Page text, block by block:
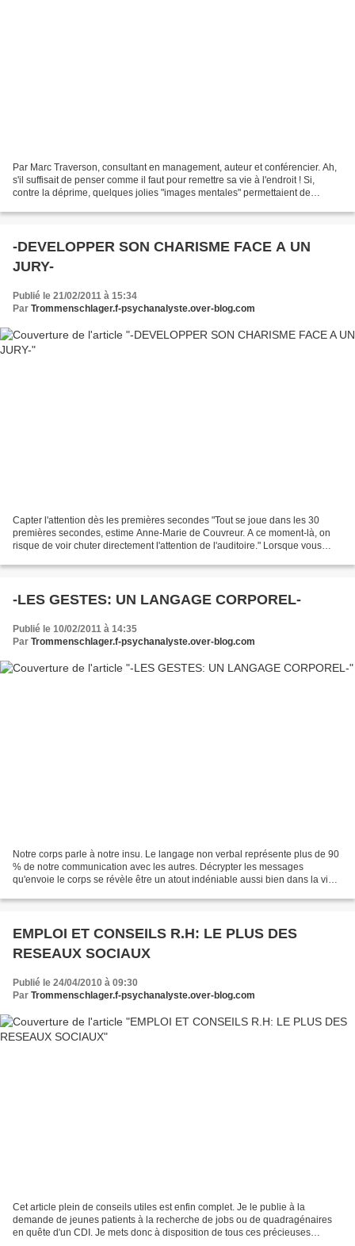
Par Marc Traverson, consultant en management, auteur et conférencier. Ah,
s'il suffisait de penser comme il faut pour remettre sa vie à l'endroit ! Si,
contre la déprime, quelques jolies "images mentales" permettaient de
-DEVELOPPER SON CHARISME FACE A UN
JURY-
Publié le 21/02/2011 à 15:34
Par Trommenschlager.f-psychanalyste.over-blog.com
Capter l'attention dès les premières secondes "Tout se joue dans les 30
premières secondes, estime Anne-Marie de Couvreur. A ce moment-là, on
risque de voir chuter directement l'attention de l'auditoire." Lorsque vous
-LES GESTES: UN LANGAGE CORPOREL-
Publié le 10/02/2011 à 14:35
Par Trommenschlager.f-psychanalyste.over-blog.com
Notre corps parle à notre insu. Le langage non verbal représente plus de 90
% de notre communication avec les autres. Décrypter les messages
qu'envoie le corps se révèle être un atout indéniable aussi bien dans la vie
EMPLOI ET CONSEILS R.H: LE PLUS DES
RESEAUX SOCIAUX
Publié le 24/04/2010 à 09:30
Par Trommenschlager.f-psychanalyste.over-blog.com
Cet article plein de conseils utiles est enfin complet. Je le publie à la
demande de jeunes patients à la recherche de jobs ou de quadragénaires
en quête d'un CDI. Je mets donc à disposition de tous ces précieuses